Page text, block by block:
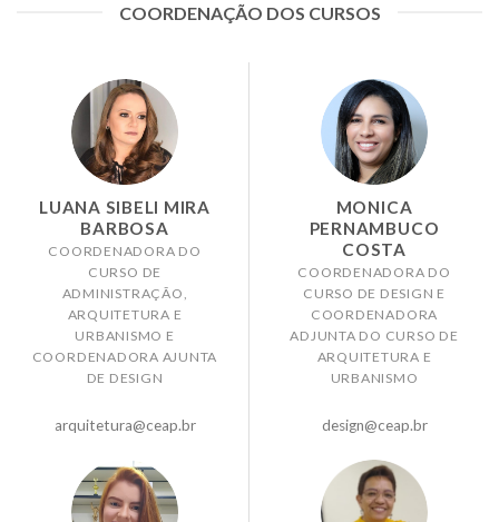
COORDENAÇÃO DOS CURSOS
LUANA SIBELI MIRA
BARBOSA
COORDENADORA DO
CURSO DE
ADMINISTRAÇÃO,
ARQUITETURA E
URBANISMO E
COORDENADORA AJUNTA
DE DESIGN
arquitetura@ceap.br
MONICA
PERNAMBUCO
COSTA
COORDENADORA DO
CURSO DE DESIGN E
COORDENADORA
ADJUNTA DO CURSO DE
ARQUITETURA E
URBANISMO
design@ceap.br